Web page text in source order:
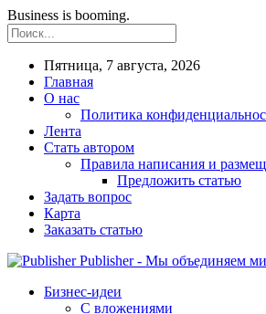
Business is booming.
Пятница, 7 августа, 2026
Главная
О нас
Политика
Лента
Стать автором
Правила написания и
Предложить статью
Задать вопрос
Карта
Заказать статью
Publisher - Мы объединяем
Бизнес-идеи
С вложениями